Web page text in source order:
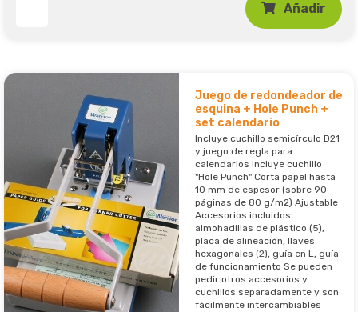
Añadir
Juego de redondeador de
esquina + Hole Punch +
set calendario
Incluye cuchillo semicírculo D21
y juego de regla para
calendarios Incluye cuchillo
"Hole Punch" Corta papel hasta
10 mm de espesor (sobre 90
páginas de 80 g/m2) Ajustable
Accesorios incluidos:
almohadillas de plástico (5),
placa de alineación, llaves
hexagonales (2), guía en L, guía
de funcionamiento Se pueden
pedir otros accesorios y
cuchillos separadamente y son
fácilmente intercambiables